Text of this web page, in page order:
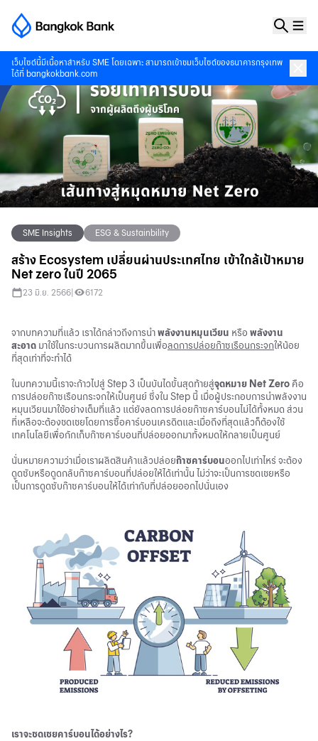
เว็บไซต์นี้มีเนื้อหาสำหรับ SME โดยเฉพาะ สามารถเข้าชมเว็บไซต์ของธนาคารกรุงเทพ
ได้ที่ bangkokbank.com
SME Insights ESG & Sustainbility
สร้าง Ecosystem เปลี่ยนผ่านประเทศไทย เข้าใกล้เป้าหมาย
Net zero ในปี 2065
23 มิ.ย. 2566 6172
จากบทความที่แล้ว เราได้กล่าวถึงการนำพลังงานหมุนเวียน หรือ พลังงาน
สะอาด มาใช้ในกระบวนการผลิตมากขึ้นเพื่อลดการปล่อยก๊าซเรือนกระจกให้น้อย
ที่สุดเท่าที่จะทำได้
ในบทความนี้เราจะก้าวไปสู่ Step 3 เป็นบันไดขั้นสุดท้ายสู่จุดหมาย Net Zero คือ
การปล่อยก๊าซเรือนกระจกให้เป็นศูนย์ ซึ่งใน Step นี้ เมื่อผู้ประกอบการนำพลังงาน
หมุนเวียนมาใช้อย่างเต็มที่แล้ว แต่ยังลดการปล่อยก๊าซคาร์บอนไม่ได้ทั้งหมด ส่วน
ที่เหลือจะต้องชดเชยโดยการซื้อคาร์บอนเครดิตและเมื่อถึงที่สุดแล้วก็ต้องใช้
เทคโนโลยีเพื่อกักเก็บก๊าซคาร์บอนที่ปล่อยออกมาทั้งหมดให้กลายเป็นศูนย์
นั่นหมายความว่าเมื่อเราผลิตสินค้าแล้วปล่อยก๊าซคาร์บอนออกไปเท่าไหร่ จะต้อง
ดูดซับหรือดูดกลับก๊าซคาร์บอนที่ปล่อยให้ได้เท่านั้น ไม่ว่าจะเป็นการชดเชยหรือ
เป็นการดูดซับก๊าซคาร์บอนให้ได้เท่ากับที่ปล่อยออกไปนั่นเอง
เราจะชดเชยคาร์บอนได้อย่างไร?